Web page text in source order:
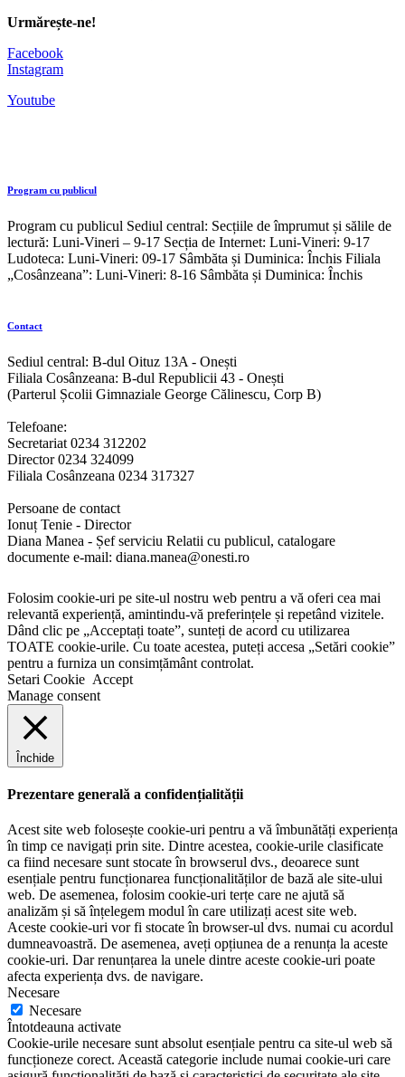
Urmărește-ne!
Facebook
Instagram
Youtube
Program cu publicul
Program cu publicul Sediul central: Secțiile de împrumut și sălile de
lectură: Luni-Vineri – 9-17 Secția de Internet: Luni-Vineri: 9-17
Ludoteca: Luni-Vineri: 09-17 Sâmbăta și Duminica: Închis Filiala
„Cosânzeana”: Luni-Vineri: 8-16 Sâmbăta și Duminica: Închis
Contact
Sediul central: B-dul Oituz 13A - Onești
Filiala Cosânzeana: B-dul Republicii 43 - Onești
(Parterul Școlii Gimnaziale George Călinescu, Corp B)
Telefoane:
Secretariat 0234 312202
Director 0234 324099
Filiala Cosânzeana 0234 317327
Persoane de contact
Ionuț Tenie - Director
Diana Manea - Șef serviciu Relatii cu publicul, catalogare
documente e-mail: diana.manea@onesti.ro
Folosim cookie-uri pe site-ul nostru web pentru a vă oferi cea mai
relevantă experiență, amintindu-vă preferințele și repetând vizitele.
Dând clic pe „Acceptați toate”, sunteți de acord cu utilizarea
TOATE cookie-urile. Cu toate acestea, puteți accesa „Setări cookie”
pentru a furniza un consimțământ controlat.
Setari Cookie Accept
Manage consent
Închide
Prezentare generală a confidențialității
Acest site web folosește cookie-uri pentru a vă îmbunătăți experiența
în timp ce navigați prin site. Dintre acestea, cookie-urile clasificate
ca fiind necesare sunt stocate în browserul dvs., deoarece sunt
esențiale pentru funcționarea funcționalităților de bază ale site-ului
web. De asemenea, folosim cookie-uri terțe care ne ajută să
analizăm și să înțelegem modul în care utilizați acest site web.
Aceste cookie-uri vor fi stocate în browser-ul dvs. numai cu acordul
dumneavoastră. De asemenea, aveți opțiunea de a renunța la aceste
cookie-uri. Dar renunțarea la unele dintre aceste cookie-uri poate
afecta experiența dvs. de navigare.
Necesare
Necesare
Întotdeauna activate
Cookie-urile necesare sunt absolut esențiale pentru ca site-ul web să
funcționeze corect. Această categorie include numai cookie-uri care